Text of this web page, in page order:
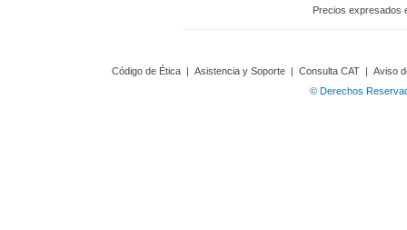
Precios expresados
Código de Ética | Asistencia y Soporte | Consulta CAT | Aviso
© Derechos